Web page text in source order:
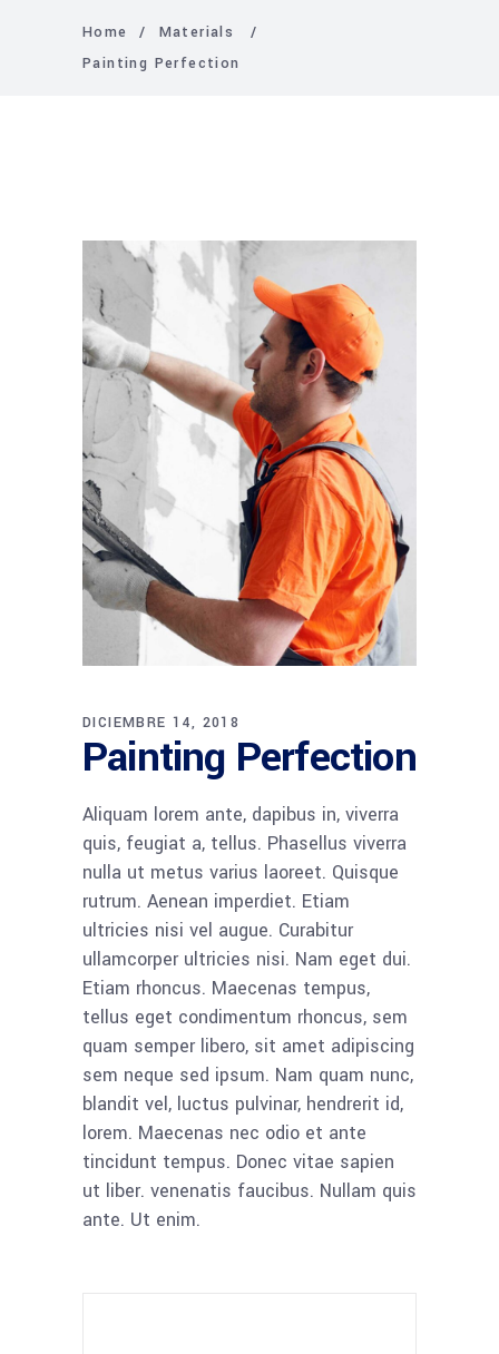
Home / Materials
/
Painting Perfection
DICIEMBRE 14, 2018
Painting Perfection
Aliquam lorem ante, dapibus in, viverra
quis, feugiat a, tellus. Phasellus viverra
nulla ut metus varius laoreet. Quisque
rutrum. Aenean imperdiet. Etiam
ultricies nisi vel augue. Curabitur
ullamcorper ultricies nisi. Nam eget dui.
Etiam rhoncus. Maecenas tempus,
tellus eget condimentum rhoncus, sem
quam semper libero, sit amet adipiscing
sem neque sed ipsum. Nam quam nunc,
blandit vel, luctus pulvinar, hendrerit id,
lorem. Maecenas nec odio et ante
tincidunt tempus. Donec vitae sapien
ut liber. venenatis faucibus. Nullam quis
ante. Ut enim.